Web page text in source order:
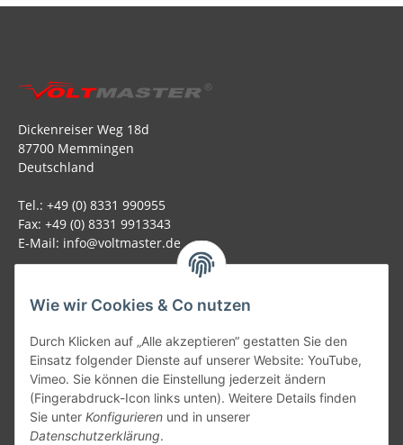
Wie wir Cookies & Co nutzen
Durch Klicken auf „Alle akzeptieren“ gestatten Sie den
Einsatz folgender Dienste auf unserer Website: YouTube,
Vimeo. Sie können die Einstellung jederzeit ändern
(Fingerabdruck-Icon links unten). Weitere Details finden
Sie unter Konfigurieren und in unserer
Datenschutzerklärung.
Dickenreiser Weg 18d
87700 Memmingen
Deutschland
Tel.: +49 (0) 8331 990955
Fax: +49 (0) 8331 9913343
E-Mail: info@voltmaster.de
Allgemein
Teil unseres Netzwerks:
SmoliTec - Safety. Simplified. Worldwide. ( B2B Shop )